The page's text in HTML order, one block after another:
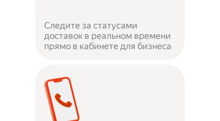
Следите за статусами
доставок в реальном времени
прямо в кабинете для бизнеса